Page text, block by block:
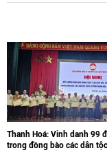
Thanh Hoá: Vinh danh 99
trong đồng bào các dân tộc